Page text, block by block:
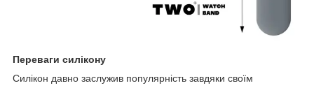
Переваги силікону
Силікон давно заслужив популярність завдяки своїм